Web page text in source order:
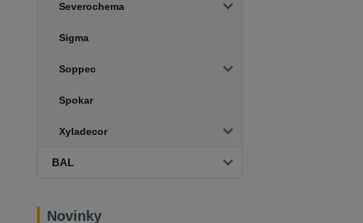
Severochema
Sigma
Soppec
Spokar
Xyladecor
BAL
Novinky